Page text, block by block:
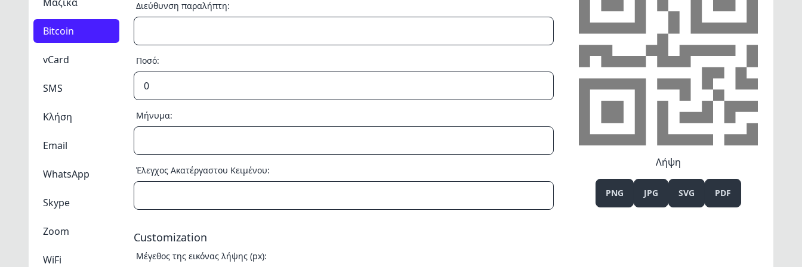
Bitcoin
vCard
SMS
Κλήση
Email
WhatsApp
Skype
Zoom
WiFi
Διεύθυνση παραλήπτη:
Ποσό:
Μήνυμα:
Έλεγχος Ακατέργαστου Κειμένου:
Customization
Μέγεθος της εικόνας λήψης (px):
Λήψη
PNG JPG SVG PDF